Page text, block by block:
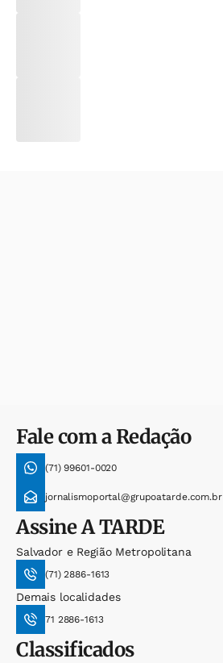
Fale com a Redação
(71) 99601-0020
jornalismoportal@grupoatarde.com.br
AssineA TARDE
Salvador e Região Metropolitana
(71) 2886-1613
Demais localidades
71 2886-1613
Classificados